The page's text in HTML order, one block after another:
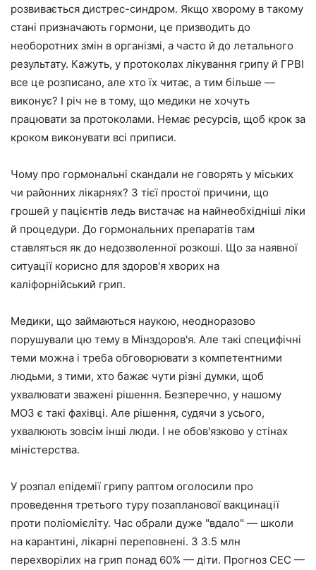
розвивається дистрес-синдром. Якщо хворому в такому
стані призначають гормони, це призводить до
необоротних змін в організмі, а часто й до летального
результату. Кажуть, у протоколах лікування грипу й ГРВІ
все це розписано, але хто їх читає, а тим більше —
виконує? І річ не в тому, що медики не хочуть
працювати за протоколами. Немає ресурсів, щоб крок за
кроком виконувати всі приписи.
Чому про гормональні скандали не говорять у міських
чи районних лікарнях? З тієї простої причини, що
грошей у пацієнтів ледь вистачає на найнеобхідніші ліки
й процедури. До гормональних препаратів там
ставляться як до недозволенної розкоші. Що за наявної
ситуації корисно для здоров'я хворих на
каліфорнійський грип.
Медики, що займаються наукою, неодноразово
порушували цю тему в Мінздоров'я. Але такі специфічні
теми можна і треба обговорювати з компетентними
людьми, з тими, хто бажає чути різні думки, щоб
ухвалювати зважені рішення. Безперечно, у нашому
МОЗ є такі фахівці. Але рішення, судячи з усього,
ухвалюють зовсім інші люди. І не обов'язково у стінах
міністерства.
У розпал епідемії грипу раптом оголосили про
проведення третього туру позапланової вакцинації
проти поліомієліту. Час обрали дуже "вдало" — школи
на карантині, лікарні переповнені. З 3.5 млн
перехворілих на грип понад 60% — діти. Прогноз СЕС —